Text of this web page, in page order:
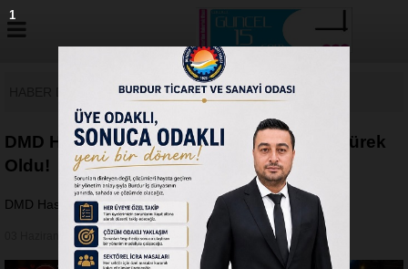
DMD Hastası Süleyman İçin Burdur Tek Yürek
Oldu!
DMD Hastası Süleyman İçin Burdur Tek Yürek Oldu!
03 Haziran 2026 - Çarşamba 13:48